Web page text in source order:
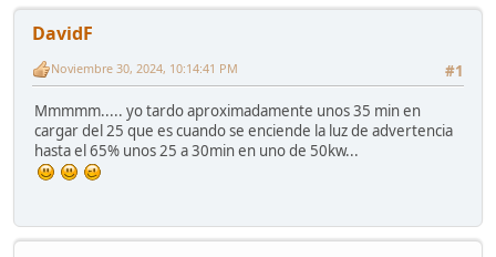
DavidF
#1
Noviembre 30, 2024, 10:14:41 PM
Mmmmm..... yo tardo aproximadamente unos 35 min en
cargar del 25 que es cuando se enciende la luz de advertencia
hasta el 65% unos 25 a 30min en uno de 50kw...